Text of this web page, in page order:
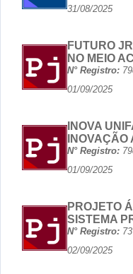
31/08/2025
FUTURO
NO MEIO
N° Registro:
01/09/2025
INOVA
N° Registro:
01/09/2025
PROJETO
SISTEMA
N° Registro:
02/09/2025